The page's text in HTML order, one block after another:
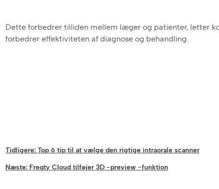
Dette forbedrer tilliden mellem læger og patienter, letter
forbedrer effektiviteten af ​​diagnose og behandling.
Tidligere: Top 6 tip til at vælge den rigtige intraorale scanner
Næste: Freqty Cloud tilføjer 3D -preview -funktion